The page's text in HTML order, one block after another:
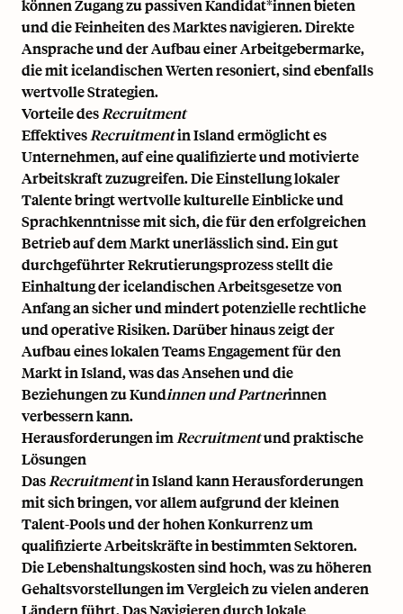
können Zugang zu passiven Kandidat*innen bieten
und die Feinheiten des Marktes navigieren. Direkte
Ansprache und der Aufbau einer Arbeitgebermarke,
die mit icelandischen Werten resoniert, sind ebenfalls
wertvolle Strategien.
Vorteile des Recruitment
Effektives Recruitmentin Island ermöglicht es
Unternehmen, auf eine qualifizierte und motivierte
Arbeitskraft zuzugreifen. Die Einstellung lokaler
Talente bringt wertvolle kulturelle Einblicke und
Sprachkenntnisse mit sich, die für den erfolgreichen
Betrieb auf dem Markt unerlässlich sind. Ein gut
durchgeführter Rekrutierungsprozess stellt die
Einhaltung der icelandischen Arbeitsgesetze von
Anfang an sicher und mindert potenzielle rechtliche
und operative Risiken. Darüber hinaus zeigt der
Aufbau eines lokalen Teams Engagement für den
Markt in Island, was das Ansehen und die
Beziehungen zu Kundinnen und Partnerinnen
verbessern kann.
Herausforderungen im Recruitmentund praktische
Lösungen
Das Recruitmentin Island kann Herausforderungen
mit sich bringen, vor allem aufgrund der kleinen
Talent-Pools und der hohen Konkurrenz um
qualifizierte Arbeitskräfte in bestimmten Sektoren.
Die Lebenshaltungskosten sind hoch, was zu höheren
Gehaltsvorstellungen im Vergleich zu vielen anderen
Ländern führt. Das Navigieren durch lokale